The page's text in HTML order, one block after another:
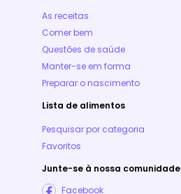
As receitas
Comer bem
Questões de saúde
Manter-se em forma
Preparar o nascimento
Lista de alimentos
Pesquisar por categoria
Favoritos
Junte-se à nossa comunidade
Facebook